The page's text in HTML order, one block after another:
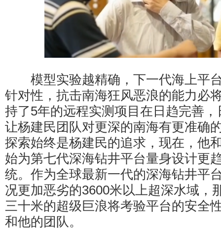
模型实验越精确，下一代海上平
针对性，抗击南海狂风恶浪的能力必
持了5年的远程实测项目在日趋完善
让杨建民团队对更深的南海有更准确
探索始终是杨建民的追求，现在，他
始为第七代深海钻井平台量身设计更
统。作为全球最新一代的深海钻井平
况更加恶劣的3600米以上超深水域，
三十米的超级巨浪将考验平台的安全
和他的团队。